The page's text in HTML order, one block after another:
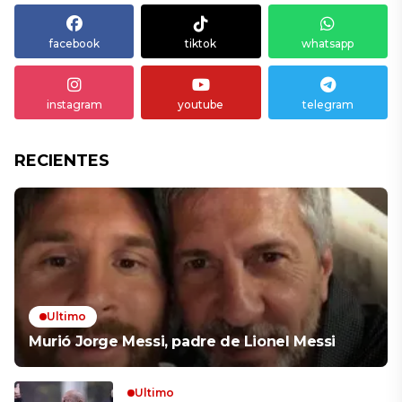
facebook tiktok whatsapp
instagram youtube telegram
RECIENTES
Ultimo
Murió Jorge Messi, padre de Lionel Messi
Ultimo